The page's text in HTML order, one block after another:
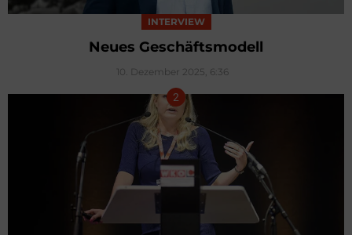
INTERVIEW
Neues Geschäftsmodell
10. Dezember 2025, 6:36